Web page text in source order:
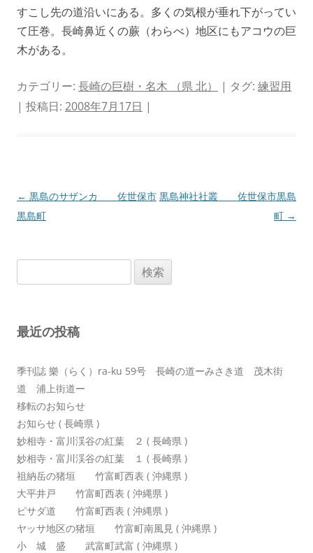
すこし先の道沿いにある。多くの気根が垂れ下がってい
て圧巻。長崎鼻近くの蕨（わらべ）地区にもアコウの巨
木がある。
カテゴリー: 長崎の巨樹・名木 （県 北） | タグ: 練習用
| 投稿日: 2008年7月17日 |
投
稿
ョ
← 黒島のサザンカ 佐世保市
黒島町
黒島神社社叢 佐世保市黒島
町 →
索:
最近の投稿
季刊誌 樂（らく）ra-ku 59号 長崎の道ーみさき道 茂木街
道 浦上街道ー
移転のお知らせ
お知らせ ( 長崎県 )
妙相寺・富川渓谷の紅葉 ２ ( 長崎県 )
妙相寺・富川渓谷の紅葉 １ ( 長崎県 )
祖納岳の猪垣 竹富町西表 ( 沖縄県 )
大平井戸 竹富町西表 ( 沖縄県 )
ピサダ道 竹富町西表 ( 沖縄県 )
ヤッサ地区の猪垣 竹富町南風見 ( 沖縄県 )
小 城 盛 武富町武富 ( 沖縄県 )